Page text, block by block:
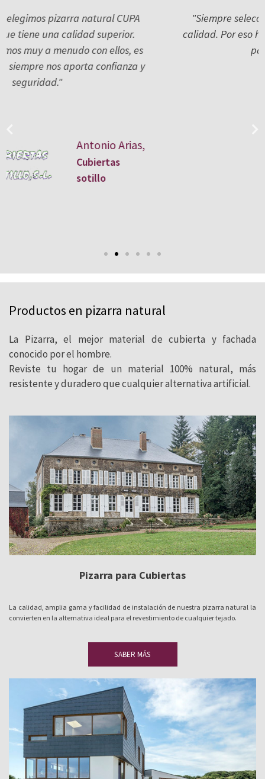
"Siempre seleccionamos materiales de la mejor
calidad. Por eso hemos confiado en CUPA PIZARRAS
para este proyecto."
Productos en pizarra natural
La Pizarra, el mejor material de cubierta y fachada
conocido por el hombre.
Reviste tu hogar de un material 100% natural, más
resistente y duradero que cualquier alternativa artificial.
Pizarra para Cubiertas
La calidad, amplia gama y facilidad de instalación de nuestra pizarra natural la
convierten en la alternativa ideal para el revestimiento de cualquier tejado.
SABER MÁS